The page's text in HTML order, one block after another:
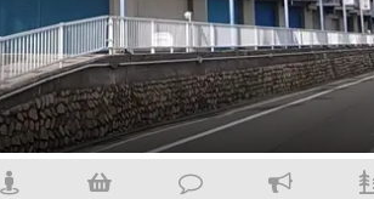
デジタルマーケティング事業